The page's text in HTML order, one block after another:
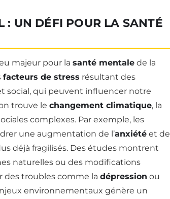
: UN DÉFI POUR LA SANTÉ
majeur pour la santé mentale de la
facteurs de stress résultant des
social, qui peuvent influencer notre
trouve le changement climatique, la
complexes. Par exemple, les
une augmentation de l’anxiété et de
déjà fragilisés. Des études montrent
naturelles ou des modifications
des troubles comme la dépression ou
environnementaux génère un